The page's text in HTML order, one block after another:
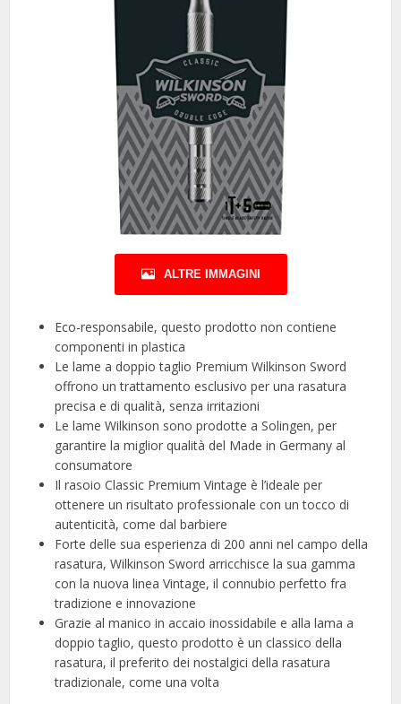
ALTRE IMMAGINI
Eco-responsabile, questo prodotto non contiene
componenti in plastica
Le lame a doppio taglio Premium Wilkinson Sword
offrono un trattamento esclusivo per una rasatura
precisa e di qualità, senza irritazioni
Le lame Wilkinson sono prodotte a Solingen, per
garantire la miglior qualità del Made in Germany al
consumatore
Il rasoio Classic Premium Vintage è l’ideale per
ottenere un risultato professionale con un tocco di
autenticità, come dal barbiere
Forte delle sua esperienza di 200 anni nel campo della
rasatura, Wilkinson Sword arricchisce la sua gamma
con la nuova linea Vintage, il connubio perfetto fra
tradizione e innovazione
Grazie al manico in accaio inossidabile e alla lama a
doppio taglio, questo prodotto è un classico della
rasatura, il preferito dei nostalgici della rasatura
tradizionale, come una volta